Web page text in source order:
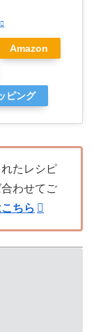
Amazon
ピング
たレシピ
わせてご
ちら